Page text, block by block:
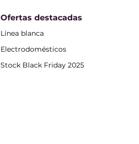
Ofertas destacadas
Línea blanca
Electrodomésticos
Stock Black Friday 2025